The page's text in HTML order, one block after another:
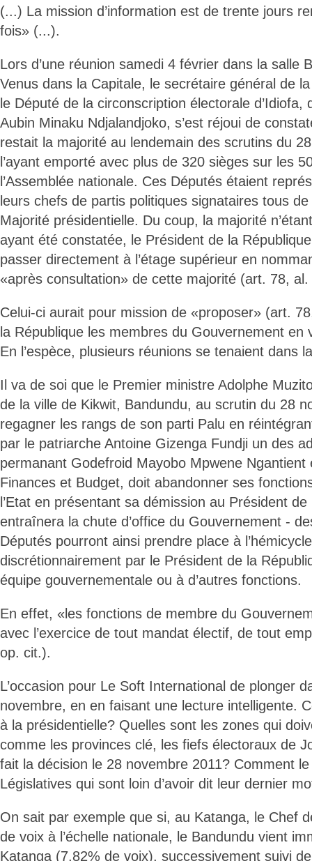
(...) La mission d’information est de trente jours
fois» (...).
Lors d’une réunion samedi 4 février dans la salle
Venus dans la Capitale, le secrétaire général de
le Député de la circonscription électorale d’Idiofa,
Aubin Minaku Ndjalandjoko, s’est réjoui de
restait la majorité au lendemain des scrutins du
l’ayant emporté avec plus de 320 sièges sur les
l’Assemblée nationale. Ces Députés étaient
leurs chefs de partis politiques signataires tous
Majorité présidentielle. Du coup, la majorité
ayant été constatée, le Président de la
passer directement à l’étage supérieur en
«après consultation» de cette majorité (art. 78, al.
Celui-ci aurait pour mission de «proposer» (art.
la République les membres du Gouvernement en
En l’espèce, plusieurs réunions se tenaient dans
Il va de soi que le Premier ministre Adolphe
de la ville de Kikwit, Bandundu, au scrutin du 28
regagner les rangs de son parti Palu en
par le patriarche Antoine Gizenga Fundji un des
permanant Godefroid Mayobo Mpwene Ngantient
Finances et Budget, doit abandonner ses
l’Etat en présentant sa démission au Président
entraînera la chute d’office du Gouvernement -
Députés pourront ainsi prendre place à
discrétionnairement par le Président de la
équipe gouvernementale ou à d’autres fonctions.
En effet, «les fonctions de membre du
avec l’exercice de tout mandat électif, de tout
op. cit.).
L’occasion pour Le Soft International de plonger
novembre, en en faisant une lecture intelligente.
à la présidentielle? Quelles sont les zones qui
comme les provinces clé, les fiefs électoraux de
fait la décision le 28 novembre 2011? Comment
Législatives qui sont loin d’avoir dit leur dernier
On sait par exemple que si, au Katanga, le Chef
de voix à l’échelle nationale, le Bandundu vient
Katanga (7,82% de voix), successivement suivi